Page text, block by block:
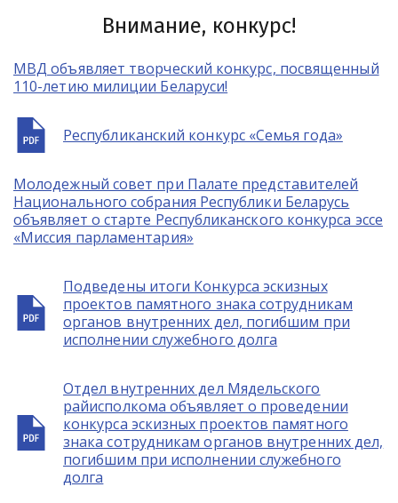
Внимание, конкурс!
МВД объявляет творческий конкурс, посвященный
110-летию милиции Беларуси!
Республиканский конкурс «Семья года»
Молодежный совет при Палате представителей
Национального собрания Республики Беларусь
объявляет о старте Республиканского конкурса эссе
«Миссия парламентария»
Подведены итоги Конкурса эскизных
проектов памятного знака сотрудникам
органов внутренних дел, погибшим при
исполнении служебного долга
Отдел внутренних дел Мядельского
райисполкома объявляет о проведении
конкурса эскизных проектов памятного
знака сотрудникам органов внутренних дел,
погибшим при исполнении служебного
долга